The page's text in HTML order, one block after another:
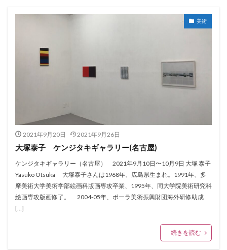
美術
2021年9月20日 2021年9月26日
大塚泰子 ケンジタキギャラリー(名古屋)
ケンジタキギャラリー（名古屋） 2021年9月10日〜10月9日 大塚 泰子
Yasuko Otsuka 大塚泰子さんは1968年、広島県生まれ。1991年、多
摩美術大学美術学部絵画科版画専攻卒業、1995年、同大学院美術研究科
絵画専攻版画修了。 2004-05年、ポーラ美術振興財団海外研修助成
[…]
続きを読む